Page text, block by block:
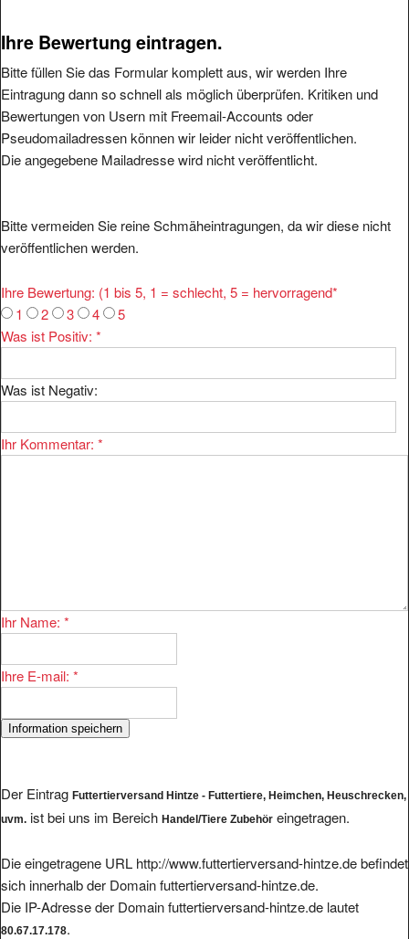
Ihre Bewertung eintragen.
Bitte füllen Sie das Formular komplett aus, wir werden Ihre
Eintragung dann so schnell als möglich überprüfen. Kritiken und
Bewertungen von Usern mit Freemail-Accounts oder
Pseudomailadressen können wir leider nicht veröffentlichen.
Die angegebene Mailadresse wird nicht veröffentlicht.
Bitte vermeiden Sie reine Schmäheintragungen, da wir diese nicht
veröffentlichen werden.
Ihre Bewertung: (1 bis 5, 1 = schlecht, 5 = hervorragend*
1
2 3 4
5
Was ist Positiv: *
Was ist Negativ:
Ihr Kommentar: *
Ihr Name: *
Ihre E-mail: *
Der Eintrag Futtertierversand Hintze - Futtertiere, Heimchen, Heuschrecken,
uvm. ist bei uns im Bereich Handel/Tiere Zubehör eingetragen.
Die eingetragene URL http://www.futtertierversand-hintze.de befindet
sich innerhalb der Domain futtertierversand-hintze.de.
Die IP-Adresse der Domain futtertierversand-hintze.de lautet
80.67.17.178.